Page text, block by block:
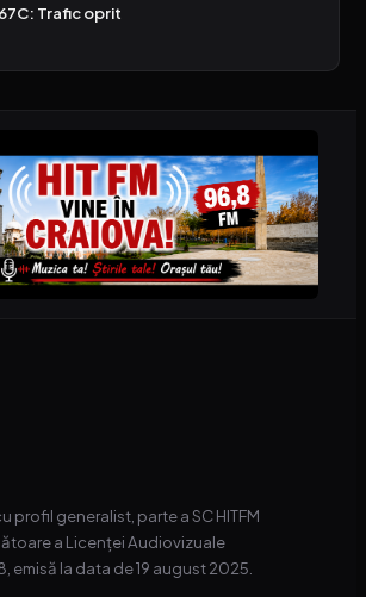
Trafic oprit
profil generalist, parte a SC HITFM
a Licenței Audiovizuale
emisă la data de 19 august 2025.